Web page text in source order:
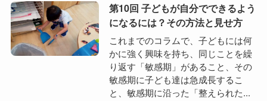
第10回 子どもが自分でできるよう
になるには？その方法と見せ方
これまでのコラムで、子どもには何
かに強く興味を持ち、同じことを繰
り返す「敏感期」があること、その
敏感期に子ども達は急成長するこ
と、敏感期に沿った「整えられた...